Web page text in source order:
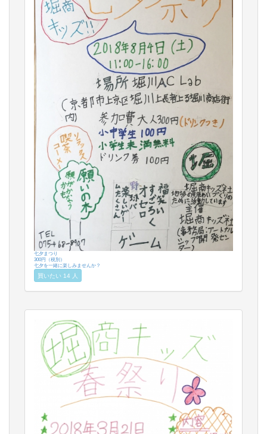
七夕まつり
300円（税別）
七夕を一緒に楽しみませんか？
買いたい 14 人